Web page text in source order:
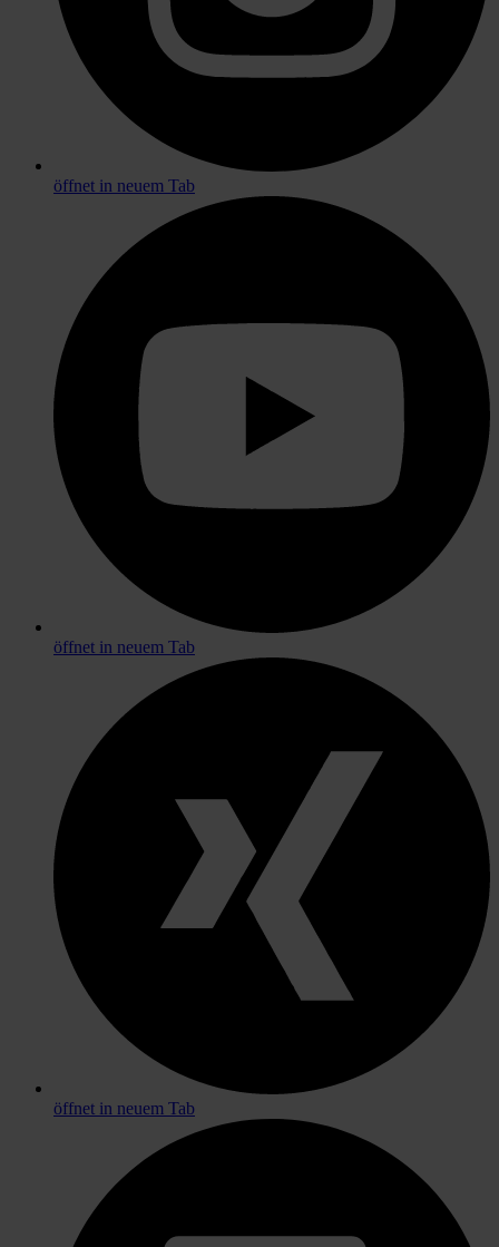
öffnet in neuem Tab
öffnet in neuem Tab
öffnet in neuem Tab